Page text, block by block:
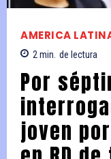
AMERICA
2 min. de lectura
Por
joven